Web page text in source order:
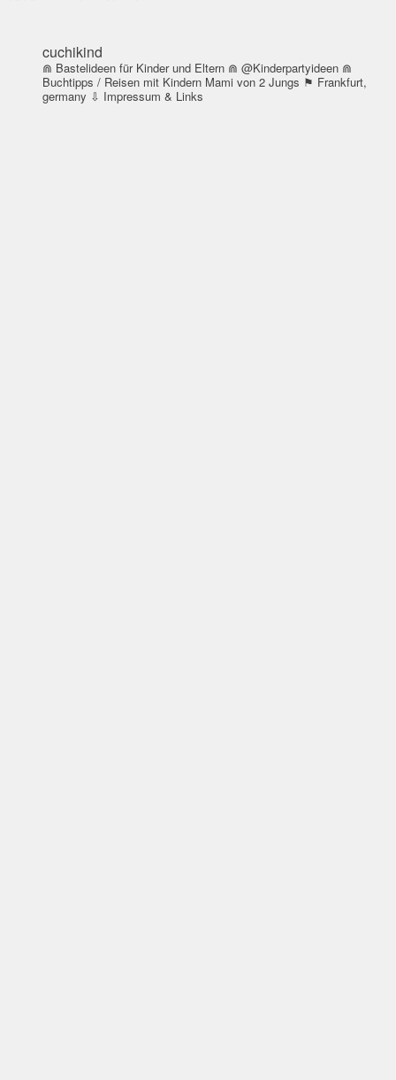
cuchikind
⋒ Bastelideen für Kinder und Eltern ⋒ @Kinderpartyideen ⋒
Buchtipps / Reisen mit Kindern Mami von 2 Jungs ⚑ Frankfurt,
germany ⇩ Impressum & Links